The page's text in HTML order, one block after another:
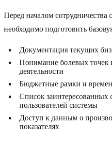
Перед началом сотрудничества
необходимо подготовить
Документация текущих
Понимание болевых точек
деятельности
Бюджетные рамки и
Список заинтересованных
пользователей системы
Доступ к данным о
показателях